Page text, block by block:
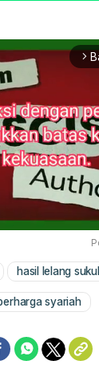
arrow_forward_ios
hasil lelang
syariah